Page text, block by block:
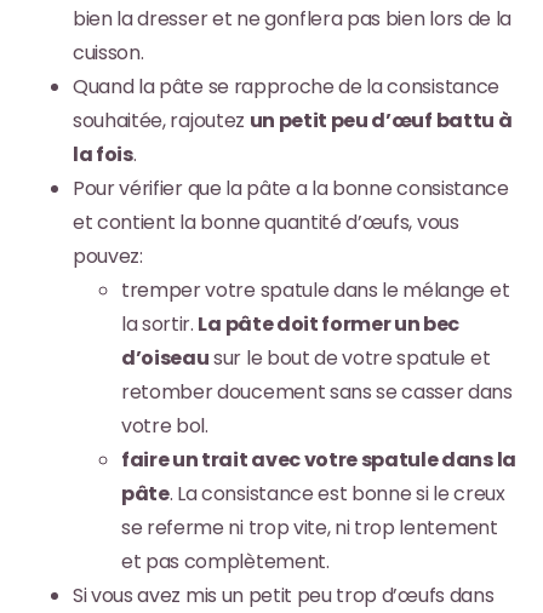
bien la dresser et ne gonflera pas bien lors de la
cuisson.
Quand la pâte se rapproche de la consistance
souhaitée, rajoutez un petit peu d’œuf battu à
la fois.
Pour vérifier que la pâte a la bonne consistance
et contient la bonne quantité d’œufs, vous
pouvez:
tremper votre spatule dans le mélange et
la sortir. La pâte doit former un bec
d’oiseausur le bout de votre spatule et
retomber doucement sans se casser dans
votre bol.
faire un trait avec votre spatule dans la
pâte. La consistance est bonne si le creux
se referme ni trop vite, ni trop lentement
et pas complètement.
Si vous avez mis un petit peu trop d’œufs dans